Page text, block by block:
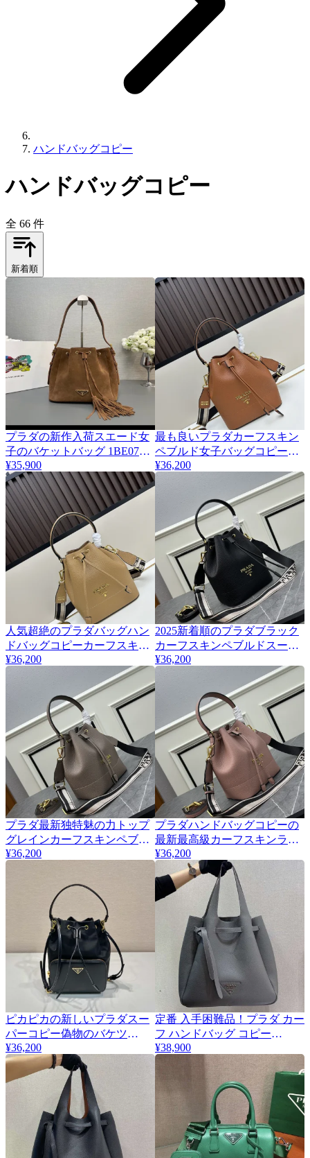
ハンドバッグコピー
ハンドバッグコピー
全 66 件
新着順
プラダの新作入荷スエード女
子のバケットバッグ 1BE079
日本全国送料無料
¥35,900
最も良いプラダカーフスキン
ペブルド女子バッグコピー専
門店 232094
¥36,200
人気超絶のプラダバッグハン
ドバッグコピーカーフスキン
ペブルド 232093
¥36,200
2025新着順のプラダブラック
カーフスキンペブルドスーパ
ーコピーバッグ 232092
¥36,200
プラダ最新独特魅の力トップ
グレインカーフスキンペブル
ドグレーバッグ 232091
¥36,200
プラダハンドバッグコピーの
最新最高級カーフスキンライ
チ柄 232090
¥36,200
ピカピカの新しいプラダスー
パーコピー偽物のバケツ
1BH038
¥36,200
定番 入手困難品！プラダ カー
フ ハンドバッグ コピー
pud53340
¥38,900